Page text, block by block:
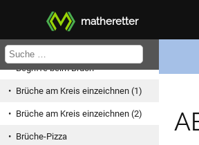
matheretter
Gemischte Zahlen und Brüche
Unechte Brüche vergleichen
Begriffe beim Bruch
Brüche am Kreis einzeichnen (1)
Brüche am Kreis einzeichnen (2)
Brüche-Pizza